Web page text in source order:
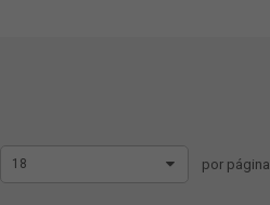
18 por página